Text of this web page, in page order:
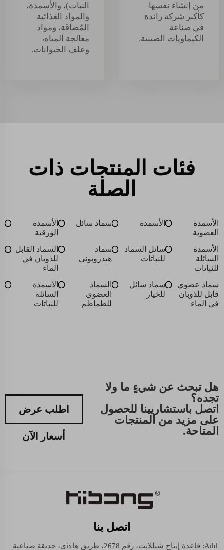
من إنشاء نفسها
كأكبر شركة رائدة
في صناعة
الكيماويات الصينية.
النبات)، والأسمدة،
والمواد الغذائية
المُضافَة، ومواد
معالجة المياه،
وعلف الحيوانات.
فئات المنتجات ذات
الصلة
الأسمدة
العضوية
الأسمدة سماد سائل
الأسمدة
الورقية
الأسمدة
السائلة
للنباتات
سائل السماد
للنباتات
سماد
هيدروبوني
السماد القابل
للذوبان في
الماء
سماد عضوي
قابل للذوبان
في الماء
سماد سائل
للخيار
السماد
العضوي
للطماطم
الأسمدة
السائلة
للنباتات
هل تبحث عن شيءٍ ما ولا
تجده؟
اتصل باستشاريينا للحصول
على مزيد من المنتجات
المتاحة.
اطلب عرض
أسعار الآن
اتصل بنا
Add: قاعدة إنتاج شيللايت، رقم 2678، طريق هاixي، حديقة صناعية